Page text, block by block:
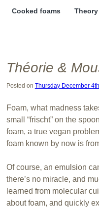
Cooked foams Theory
Post
Théorie &
Posted on Thursday December
Foam, what madness
small
“frischt” on the spoon
foam, a true vegan
foamknown by now is
Of course, an emulsion
there’s nomiracle, and
learned frommolecular
about foam, and quickly